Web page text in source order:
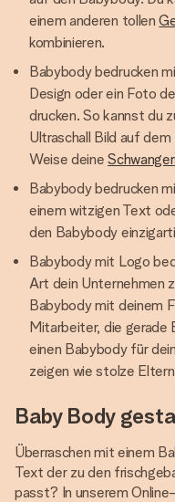
einem anderen tollen
kombinieren.
Babybody bedrucken
Design oder ein Foto
drucken. So kannst du
Ultraschall Bild auf
Weise deine
Babybody bedrucken
einem witzigen Text
den Babybody
Babybody mit Logo
Art dein Unternehmen
Babybody mit deinem
Mitarbeiter, die gerade
einen Babybody für
zeigen wie stolze
Baby Body
Überraschen mit einem
Text der zu den
passt? In unserem